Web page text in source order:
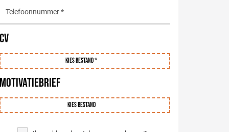
CV
Kies bestand *
MOTIVATIEBRIEF
Kies bestand